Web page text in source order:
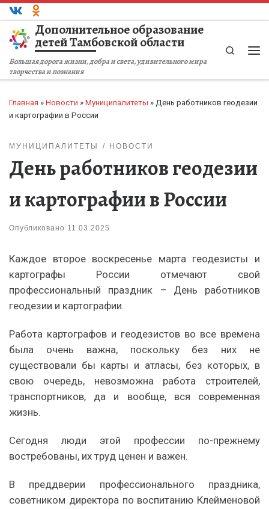
Перейти к содержимому
Дополнительное образование
детей Тамбовской области
Большая дорога жизни, добра и света, удивительного мира
творчества и познания
Search
Главная » Новости » Муниципалитеты » День работников геодезии
и картографии в России
МУНИЦИПАЛИТЕТЫ НОВОСТИ
День работников геодезии
и картографии в России
Опубликовано 11.03.2025
Каждое второе воскресенье марта геодезисты и
картографы России отмечают свой
профессиональный праздник – День работников
геодезии и картографии.
Работа картографов и геодезистов во все времена
была очень важна, поскольку без них не
существовали бы карты и атласы, без которых, в
свою очередь, невозможна работа строителей,
транспортников, да и вообще, вся современная
жизнь.
Сегодня люди этой профессии по-прежнему
востребованы, их труд ценен и важен.
В преддверии профессионального праздника,
советником директора по воспитанию Клейменовой